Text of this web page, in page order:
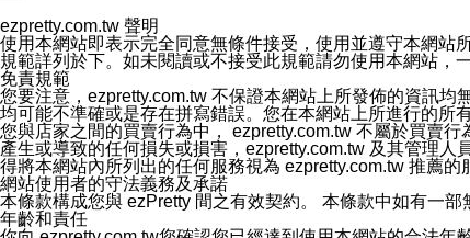
您同意本公司網站，透過您所提供的郵件地址與您取得
停止接收這些資料或電子郵件。
十五、訊息通知
本公司/本服務將以通知型訊息傳送重要訊息給您。即使
本公司/本服務傳送之通知型訊息以對您有效且重要的訊
1.LINE 帳號設定的電話號碼與本公司/本服務所傳來的電
2.該 LINE 帳號已在 LINE APP 設定中，同意接收通知型
3.LINE 帳號未封鎖傳送訊息之 LINE 官方帳號。
欲變更通知型訊息的設定，操作如下：
1.點選「主頁」＞「設定」
2.點選「隱私設定」
3.點選「提供使用資料」
4.點選「LINE通知型訊息」
ezpretty.com.tw 聲明
使用本網站即表示完全同意無條件接受，使用並遵守本網站
規範詳列於下。如未閱讀或不接受此規範請勿使用本網站，
免責規範
您要注意，ezpretty.com.tw 不保證本網站上所發佈的資訊
均可能不準確或是存在拼寫錯誤。您在本網站上所進行的所
您與店家之間的買賣行為中， ezpretty.com.tw 不屬於買賣
產生或導致的任何損失或損害，ezpretty.com.tw 及其管理
得將本網站內所列出的任何服務視為 ezpretty.com.tw 推薦
網站使用者的守法義務及承諾
本條款構成您與 ezPretty 間之有效契約。 本條款中如有一
年齡和責任